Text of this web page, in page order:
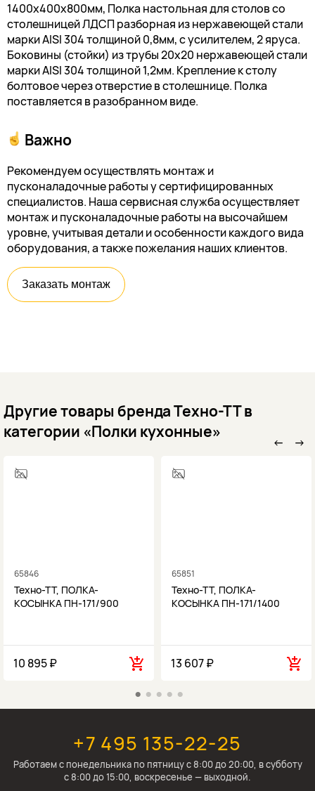
1400х400х800мм, Полка настольная для столов со
столешницей ЛДСП разборная из нержавеющей стали
марки AISI 304 толщиной 0,8мм, с усилителем, 2 яруса.
Боковины (стойки) из трубы 20х20 нержавеющей стали
марки AISI 304 толщиной 1,2мм. Крепление к столу
болтовое через отверстие в столешнице. Полка
поставляется в разобранном виде.
Важно
Рекомендуем осуществлять монтаж и
пусконаладочные работы у сертифицированных
специалистов. Наша сервисная служба осуществляет
монтаж и пусконаладочные работы на высочайшем
уровне, учитывая детали и особенности каждого вида
оборудования, а также пожелания наших клиентов.
Заказать монтаж
Другие товары бренда Техно-ТТ в
категории «Полки кухонные»
←
65846
Техно-ТТ, ПОЛКА-
КОСЫНКА ПН-171/900
10 895 ₽
65851
Техно-ТТ, ПОЛКА-
КОСЫНКА ПН-171/1400
13 607 ₽
→
+7 495 135-22-25
Работаем c понедельника по пятницу с 8:00 до 20:00, в субботу
с 8:00 до 15:00, воскресенье — выходной.